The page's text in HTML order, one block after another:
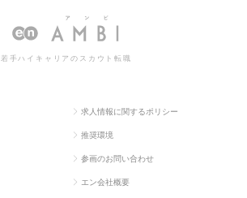
b・オープン系） 現までリードするコンサルタント）
若手ハイキャリアのスカウト転職
求人情報に関するポリシー
推奨環境
参画のお問い合わせ
エン会社概要